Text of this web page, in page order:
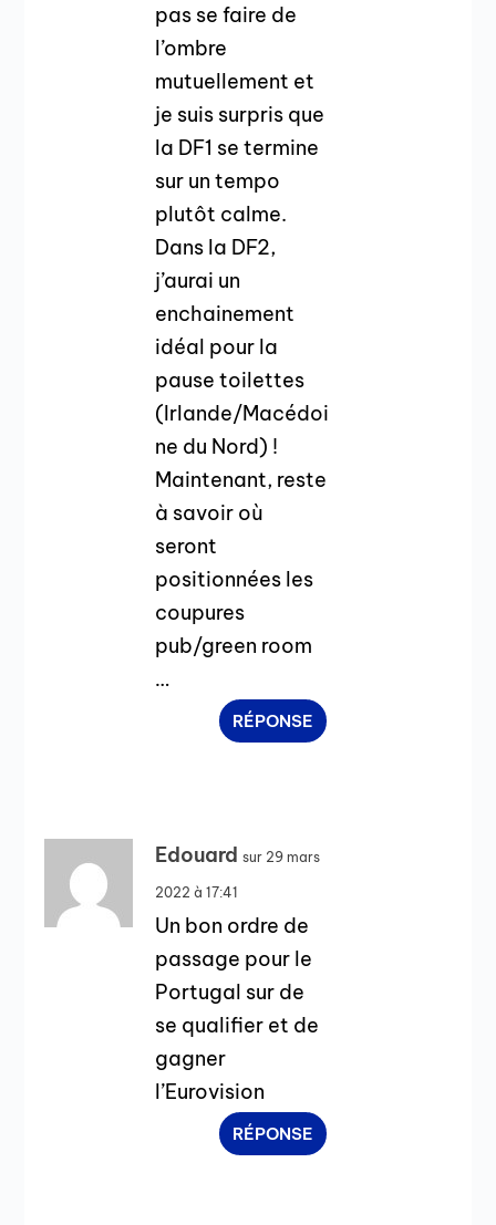
pas se faire de
l’ombre
mutuellement et
je suis surpris que
la DF1 se termine
sur un tempo
plutôt calme.
Dans la DF2,
j’aurai un
enchainement
idéal pour la
pause toilettes
(Irlande/Macédoi
ne du Nord) !
Maintenant, reste
à savoir où
seront
positionnées les
coupures
pub/green room
…
RÉPONSE
Edouard sur 29 mars
2022 à 17:41
Un bon ordre de
passage pour le
Portugal sur de
se qualifier et de
gagner
l’Eurovision
RÉPONSE